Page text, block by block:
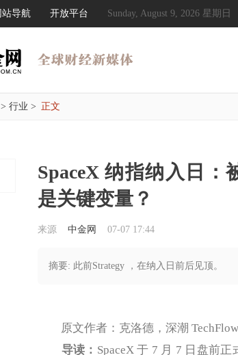
站导航 开放平台 Sunday, August 9, 2026 星期日
> 行业 > 正文
SpaceX 纳指纳入日
是关键变量？
来源 中金网 07-07 17:44
摘要: 此前Strategy ，在纳入日前后见顶。
原文作者：克洛德，深潮 TechFlow
导读： SpaceX 于 7 月 7 日盘前